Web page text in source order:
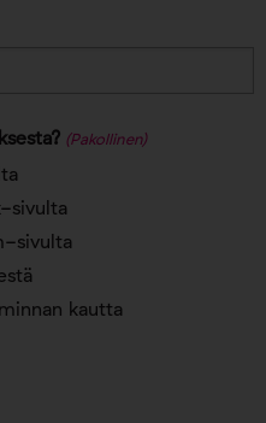
(Pakollinen)
sivulta
sivulta
kautta